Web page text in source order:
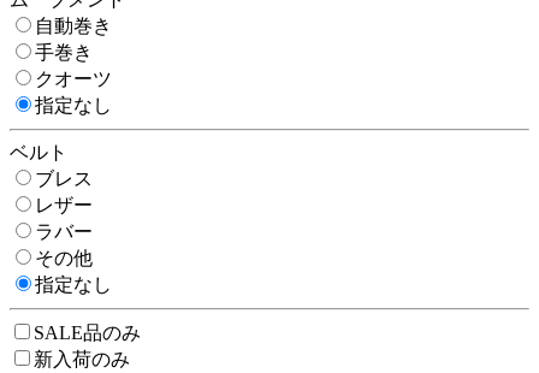
自動巻き
手巻き
クオーツ
指定なし
ベルト
ブレス
レザー
ラバー
その他
指定なし
SALE品のみ
新入荷のみ